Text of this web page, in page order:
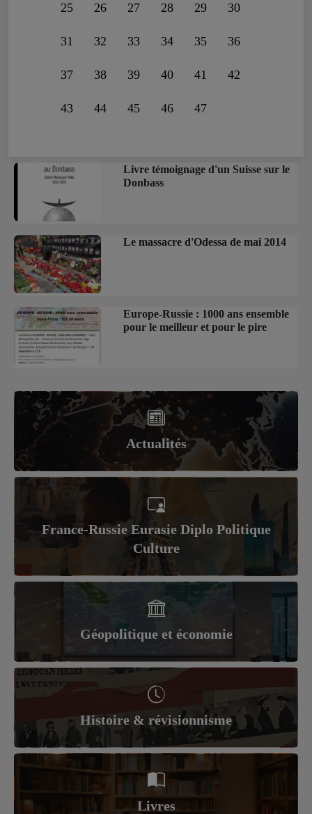
25 26 27 28 29 30
31 32 33 34 35 36
37 38 39 40 41 42
43 44 45 46 47
Livre témoignage d'un Suisse sur le
Donbass
Le massacre d'Odessa de mai 2014
Europe-Russie : 1000 ans ensemble
pour le meilleur et pour le pire
Actualités
France-Russie Eurasie Diplo Politique
Culture
Géopolitique et économie
Histoire & révisionnisme
Livres